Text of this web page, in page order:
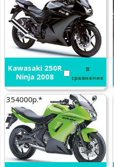
Kawasaki 250R
Ninja 2008
В
сравнение
354000р.*